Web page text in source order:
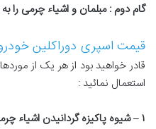
گام دوم : مبلمان و اشیاء چرمی را
قیمت اسپری دوراکلین
قادر خواهید بود از هر یک از
استعمال نمائید :
۱–شیوه پاکیزه گردانیدن اشیاء